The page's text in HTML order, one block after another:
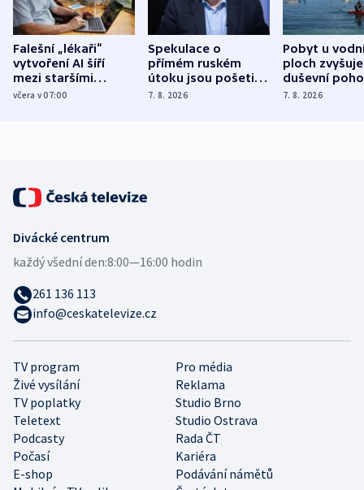
Falešní „lékaři“
vytvoření AI šíří
mezi staršími
Poláky nebezpečné
včera v 07:00
Spekulace o
přímém ruském
útoku jsou pošetilé,
míní estonský
7. 8. 2026
Pobyt u
ploch zvyšuje
duševní
ukázala
7. 8. 2026
TV program
Pro média
Živé vysílání
Reklama
TV poplatky
Studio Brno
Teletext
Studio Ostrava
Podcasty
Rada ČT
Počasí
Kariéra
E-shop
Podávání námětů
Divácké centrum
každý všední den:8:00—16:00 hodin
261 136 113
info@ceskatelevize.cz